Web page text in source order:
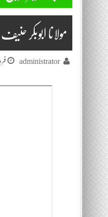
مولانا ابوبکر حنیف
administrator